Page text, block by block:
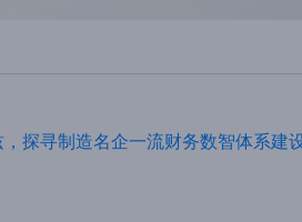
探寻制造名企一流财务数智体系建